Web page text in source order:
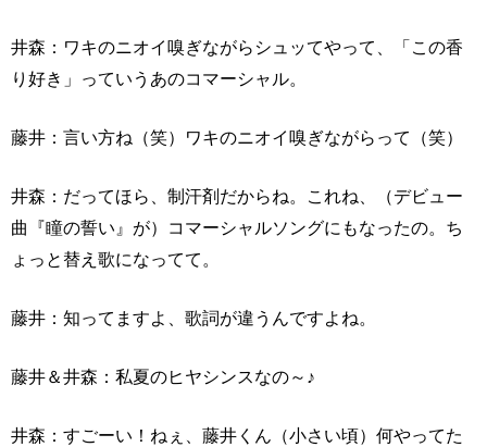
井森：ワキのニオイ嗅ぎながらシュッてやって、「この香
り好き」っていうあのコマーシャル。
藤井：言い方ね（笑）ワキのニオイ嗅ぎながらって（笑）
井森：だってほら、制汗剤だからね。これね、（デビュー
曲『瞳の誓い』が）コマーシャルソングにもなったの。ち
ょっと替え歌になってて。
藤井：知ってますよ、歌詞が違うんですよね。
藤井＆井森：私夏のヒヤシンスなの～♪
井森：すごーい！ねぇ、藤井くん（小さい頃）何やってた